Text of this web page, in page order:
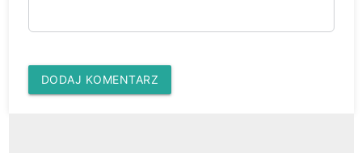
DODAJ KOMENTARZ